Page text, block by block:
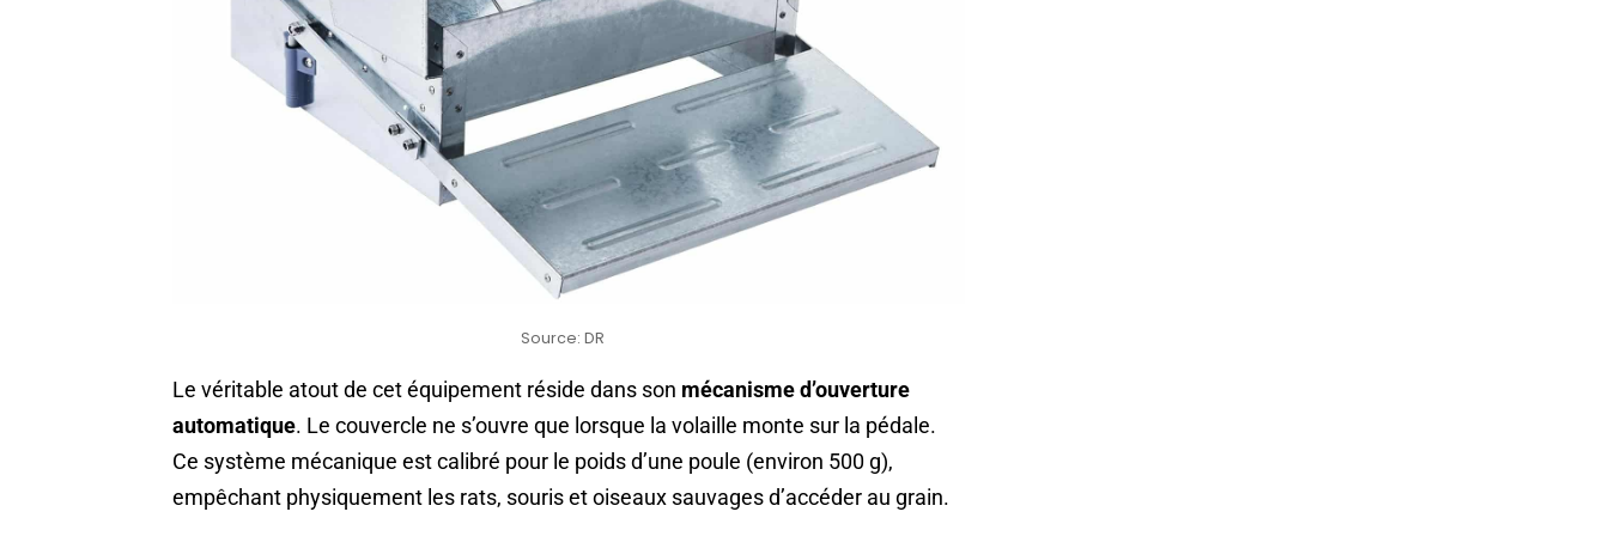
Source: DR
Le véritable atout de cet équipement réside dans son mécanisme d’ouverture
automatique. Le couvercle ne s’ouvre que lorsque la volaille monte sur la pédale.
Ce système mécanique est calibré pour le poids d’une poule (environ 500 g),
empêchant physiquement les rats, souris et oiseaux sauvages d’accéder au grain.